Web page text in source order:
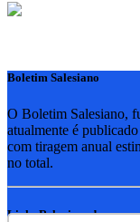
Boletim Salesiano
O Boletim Salesiano,
atualmente é
com tiragem anual
no total.
Links Relacionados